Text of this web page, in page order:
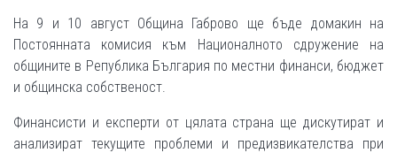
На 9 и 10 август Община Габрово ще бъде домакин на
Постоянната комисия към Националното сдружение на
общините в Република България по местни финанси, бюджет
и общинска собственост.
Финансисти и експерти от цялата страна ще дискутират и
анализират текущите проблеми и предизвикателства при